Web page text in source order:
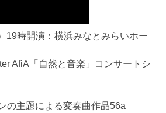
19時開演：横浜みなとみらいホー
AfiA「自然と音楽」コンサートシ
の主題による変奏曲作品56a